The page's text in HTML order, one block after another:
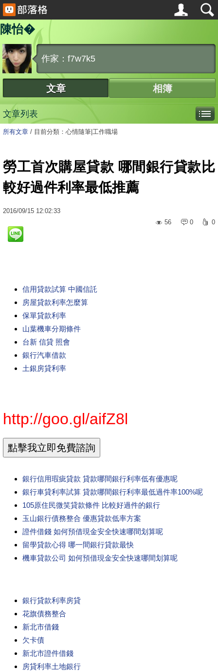
陳怡�
作家：f7w7k5
文章 相簿
文章列表
所有文章 / 目前分類：心情隨筆|工作職場
勞工首次購屋貸款 哪間銀行貸款比
較好過件利率最低推薦
2016/09/15 12:02:33
56
0 0
信用貸款試算 中國信託
房屋貸款利率怎麼算
保單貸款利率
山葉機車分期條件
台新 信貸 照會
銀行汽車借款
土銀房貸利率
http://goo.gl/aifZ8l
銀行信用瑕疵貸款 貸款哪間銀行利率低有優惠呢
銀行車貸利率試算 貸款哪間銀行利率最低過件率100%呢
105原住民微笑貸款條件 比較好過件的銀行
玉山銀行債務整合 優惠貸款低率方案
證件借錢 如何預借現金安全快速哪間划算呢
留學貸款心得 哪一間銀行貸款最快
機車貸款公司 如何預借現金安全快速哪間划算呢
銀行貸款利率房貸
花旗債務整合
新北市借錢
欠卡債
新北市證件借錢
房貸利率土地銀行